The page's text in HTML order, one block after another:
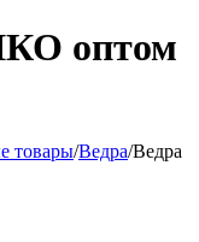
оптом
товары/Ведра/Ведра